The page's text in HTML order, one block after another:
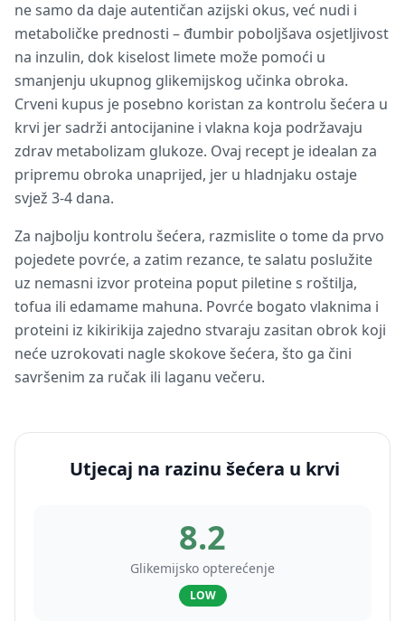
ne samo da daje autentičan azijski okus, već nudi i
metaboličke prednosti – đumbir poboljšava osjetljivost
na inzulin, dok kiselost limete može pomoći u
smanjenju ukupnog glikemijskog učinka obroka.
Crveni kupus je posebno koristan za kontrolu šećera u
krvi jer sadrži antocijanine i vlakna koja podržavaju
zdrav metabolizam glukoze. Ovaj recept je idealan za
pripremu obroka unaprijed, jer u hladnjaku ostaje
svjež 3-4 dana.
Za najbolju kontrolu šećera, razmislite o tome da prvo
pojedete povrće, a zatim rezance, te salatu poslužite
uz nemasni izvor proteina poput piletine s roštilja,
tofua ili edamame mahuna. Povrće bogato vlaknima i
proteini iz kikirikija zajedno stvaraju zasitan obrok koji
neće uzrokovati nagle skokove šećera, što ga čini
savršenim za ručak ili laganu večeru.
Utjecaj na razinu šećera u krvi
8.2
Glikemijsko opterećenje
LOW